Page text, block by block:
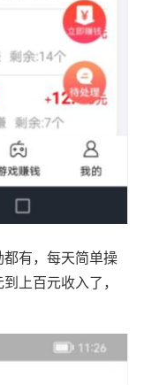
有，每天简单操
上百元收入了，